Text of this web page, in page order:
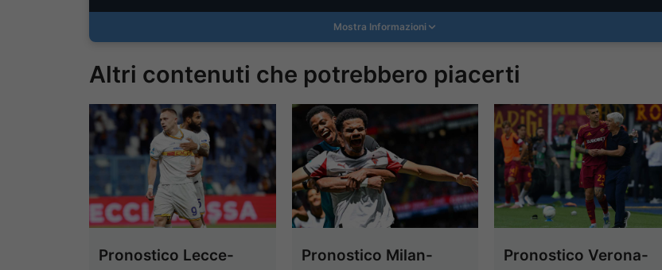
Mostra Informazioni
Altri contenuti che potrebbero piacerti
Pronostico Lecce-
Pronostico Milan-
Pronostico Verona-